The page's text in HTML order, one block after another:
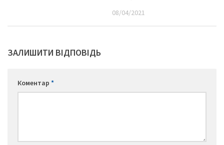
08/04/2021
ЗАЛИШИТИ ВІДПОВІДЬ
Коментар *